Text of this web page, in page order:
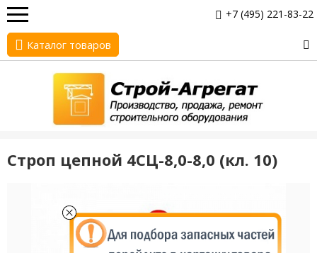
+7 (495) 221-83-22
Каталог товаров
Строп цепной 4СЦ-8,0-8,0 (кл. 10)